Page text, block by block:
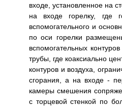
входе, установленное на
на входе горелку, где
вспомогательного и
по оси горелки
вспомогательных
трубы, где коаксиально
контуров и воздуха,
сгорания, а на входе -
камеры смешения
с торцевой стенкой по